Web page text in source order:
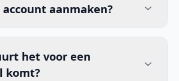
aanmaken?
het voor een
komt?